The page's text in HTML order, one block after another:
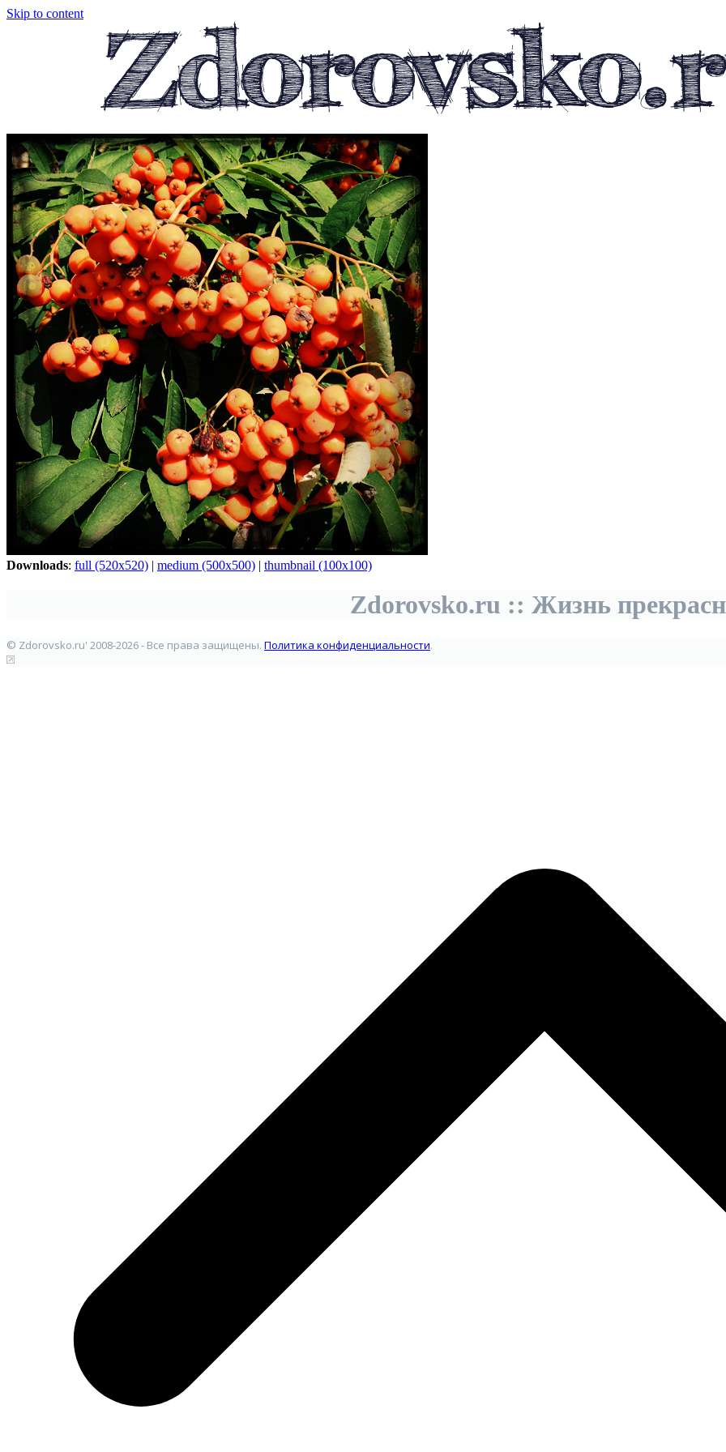
Skip to content
Downloads: full (520x520) | medium (500x500) | thumbnail (100x100)
Zdorovsko.ru :: Жизнь
© Zdorovsko.ru' 2008-2026 - Все права защищены. Политика конфиденциальности.